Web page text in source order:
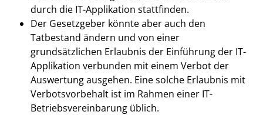
durch die IT-Applikation stattfinden.
Der Gesetzgeber könnte aber auch den
Tatbestand ändern und von einer
grundsätzlichen Erlaubnis der Einführung der IT-
Applikation verbunden mit einem Verbot der
Auswertung ausgehen. Eine solche Erlaubnis mit
Verbotsvorbehalt ist im Rahmen einer IT-
Betriebsvereinbarung üblich.